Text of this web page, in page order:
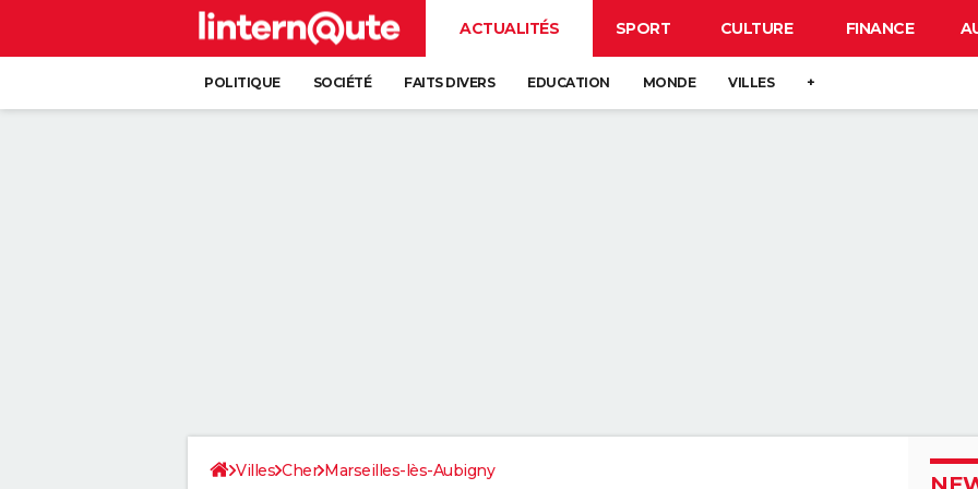
ACTUALITÉS SPORT CULTURE FINANCE
POLITIQUE SOCIÉTÉ FAITS DIVERS EDUCATION MONDE VILLES +
Villes Cher Marseilles-lès-Aubigny